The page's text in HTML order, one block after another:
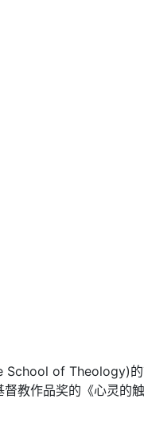
School of Theology)
教作品奖的《心灵的